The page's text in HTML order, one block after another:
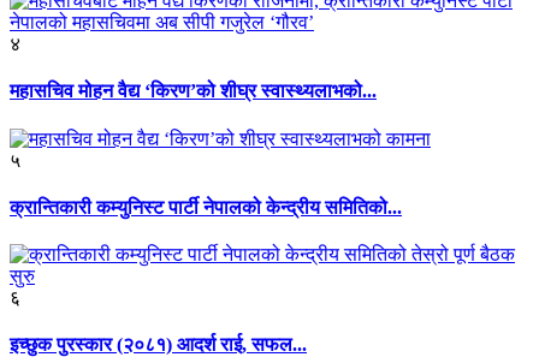
४
महासचिव मोहन वैद्य ‘किरण’को शीघ्र स्वास्थ्यलाभको...
५
क्रान्तिकारी कम्युनिस्ट पार्टी नेपालको केन्द्रीय समितिको...
६
इच्छुक पुरस्कार (२०८१) आदर्श राई, सफल...